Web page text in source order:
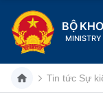
BỘ
MINISTRY
Tin tức Sự